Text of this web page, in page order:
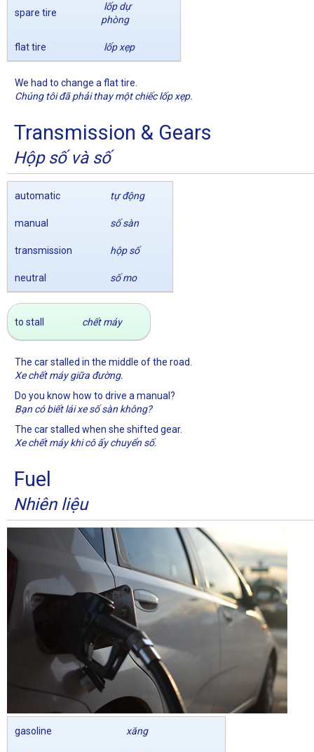
spare tire
lốp dự
phòng
flat tire lốp xẹp
We had to change a flat tire.
Chúng tôi đã phải thay một chiếc lốp xẹp.
Transmission & Gears
Hộp số và số
automatic tự động
manual số sàn
transmission hộp số
neutral số mo
to stall chết máy
The car stalled in the middle of the road.
Xe chết máy giữa đường.
Do you know how to drive a manual?
Bạn có biết lái xe số sàn không?
The car stalled when she shifted gear.
Xe chết máy khi cô ấy chuyển số.
Fuel
Nhiên liệu
gasoline xăng